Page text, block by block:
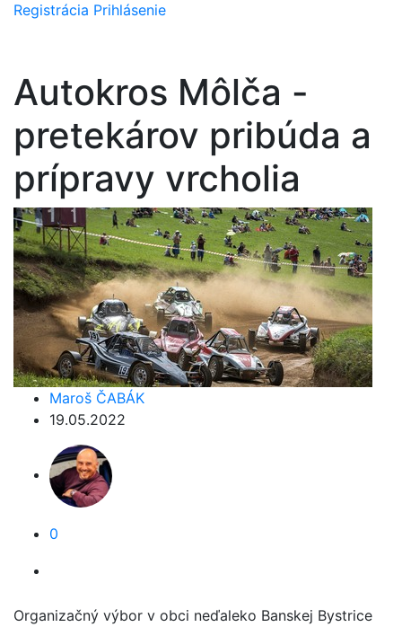
Registrácia Prihlásenie
Autokros Môlča -
pretekárov pribúda a
prípravy vrcholia
Maroš ČABÁK
19.05.2022
0
Organizačný výbor v obci neďaleko Banskej Bystrice